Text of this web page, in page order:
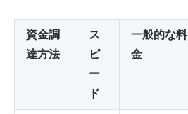
資金調
達方法
ス
ピ
ー
ド
一般的な料
金